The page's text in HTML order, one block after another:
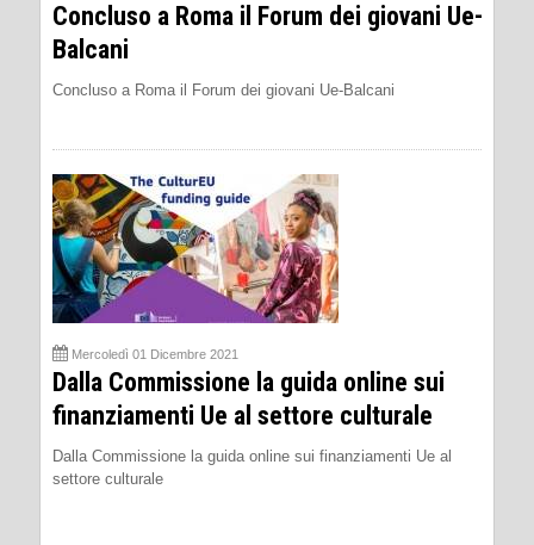
Concluso a Roma il Forum dei giovani Ue-
Balcani
Concluso a Roma il Forum dei giovani Ue-Balcani
Mercoledì 01 Dicembre 2021
Dalla Commissione la guida online sui
finanziamenti Ue al settore culturale
Dalla Commissione la guida online sui finanziamenti Ue al
settore culturale